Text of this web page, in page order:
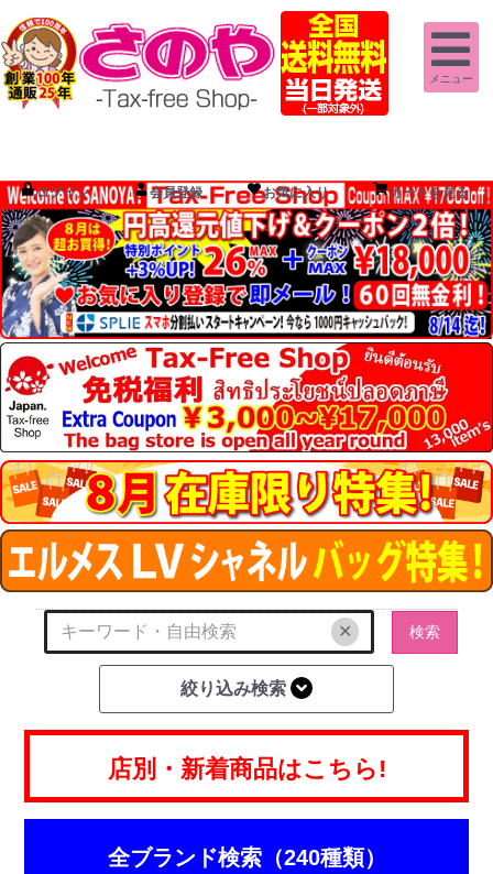
メニュー
ログイン 会員登録 お気に入り カートを見る
✕ 検索
絞り込み検索
店別・新着商品はこちら!
全ブランド検索（240種類）